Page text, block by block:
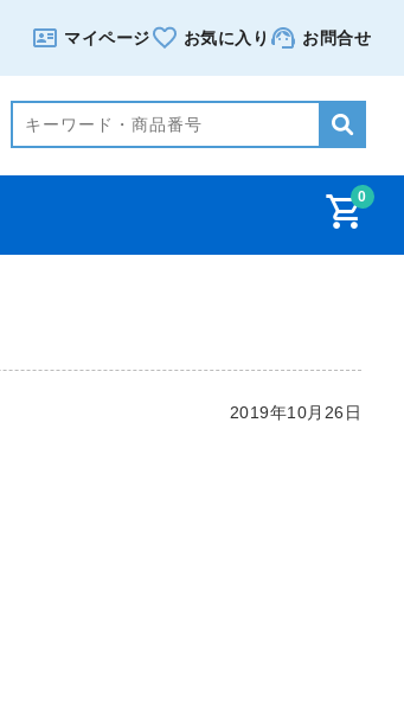
マイページ お気に入り お問合せ
0
2019年10月26日